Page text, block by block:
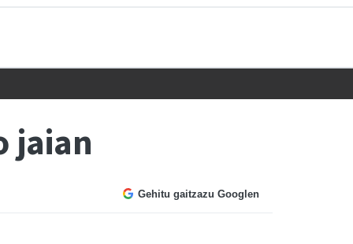
jaian
Gehitu gaitzazu Googlen